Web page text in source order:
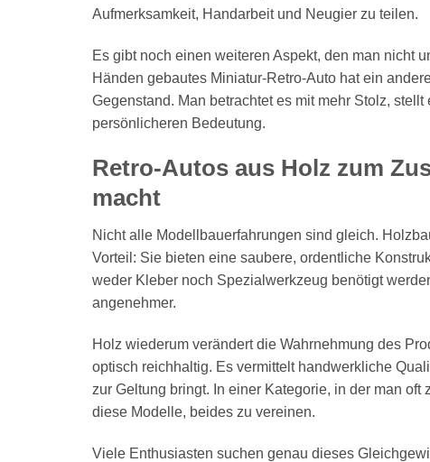
Aufmerksamkeit, Handarbeit und Neugier zu teilen.
Es gibt noch einen weiteren Aspekt, den man nicht
Händen gebautes Miniatur-Retro-Auto hat ein
Gegenstand. Man betrachtet es mit mehr Stolz,
persönlicheren Bedeutung.
Retro-Autos aus Holz zum
macht
Nicht alle Modellbauerfahrungen sind gleich.
Vorteil: Sie bieten eine saubere, ordentliche
weder Kleber noch Spezialwerkzeug benötigt
angenehmer.
Holz wiederum verändert die Wahrnehmung des
optisch reichhaltig. Es vermittelt handwerkliche
zur Geltung bringt. In einer Kategorie, in der man
diese Modelle, beides zu vereinen.
Viele Enthusiasten suchen genau dieses